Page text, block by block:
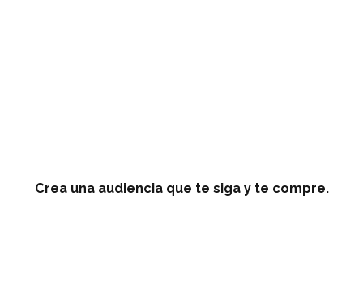
Crea una audiencia que te siga y te compre.